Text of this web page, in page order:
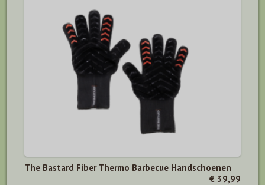
The Bastard Fiber Thermo Barbecue Handschoenen
€ 39,99